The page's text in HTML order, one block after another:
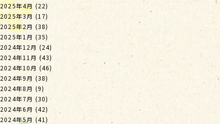
2025年4月 (22)
2025年3月 (17)
2025年2月 (38)
2025年1月 (35)
2024年12月 (24)
2024年11月 (43)
2024年10月 (46)
2024年9月 (38)
2024年8月 (9)
2024年7月 (30)
2024年6月 (42)
2024年5月 (41)